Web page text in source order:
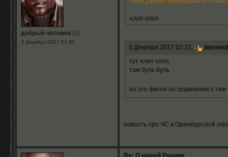
добрый человек[1]
3 Декабря 2017 01:50
хлоп-хлоп
3 Декабря 2017 02:22,
тут хлоп хлоп
там буль буль
но это фигня по сравнению с
новость про ЧС в Оренбургской
Re: О нашей Родине